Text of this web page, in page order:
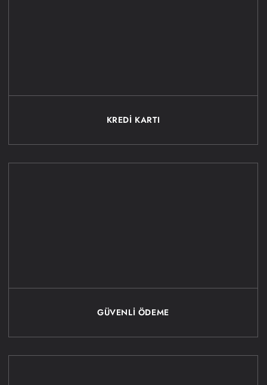
KREDİ KARTI
GÜVENLİ ÖDEME